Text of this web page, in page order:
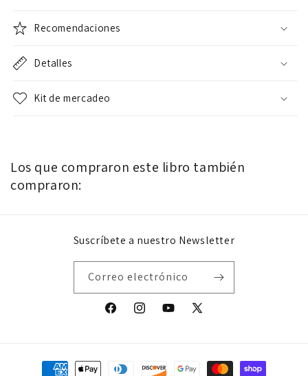
Recomendaciones
Detalles
Kit de mercadeo
Los que compraron este libro también
compraron:
Suscríbete a nuestro Newsletter
Correo electrónico
FacebookInstagramYouTube
X
Formas